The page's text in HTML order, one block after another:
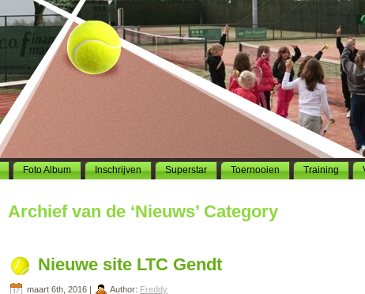
Foto Album Inschrijven Superstar Toernooien Training
Archief van de ‘Nieuws’ Category
Nieuwe site LTC Gendt
maart 6th, 2016 | Author: Freddy